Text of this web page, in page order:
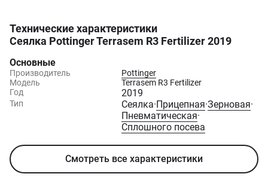
Технические характеристики
Сеялка Pottinger Terrasem R3 Fertilizer 2019
Основные
Производитель
Pottinger
Модель
Terrasem R3 Fertilizer
Год
2019
Тип Сеялка·Прицепная·Зерновая·
Пневматическая·
Сплошного посева
Смотреть все характеристики